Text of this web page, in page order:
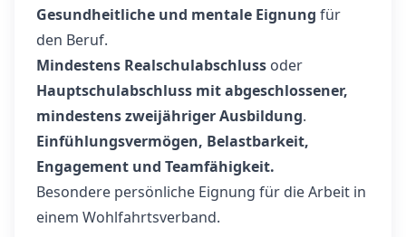
Gesundheitliche und mentale Eignung für
den Beruf.
Mindestens Realschulabschluss oder
Hauptschulabschluss mit abgeschlossener,
mindestens zweijähriger Ausbildung.
Einfühlungsvermögen, Belastbarkeit,
Engagement und Teamfähigkeit.
Besondere persönliche Eignung für die Arbeit in
einem Wohlfahrtsverband.